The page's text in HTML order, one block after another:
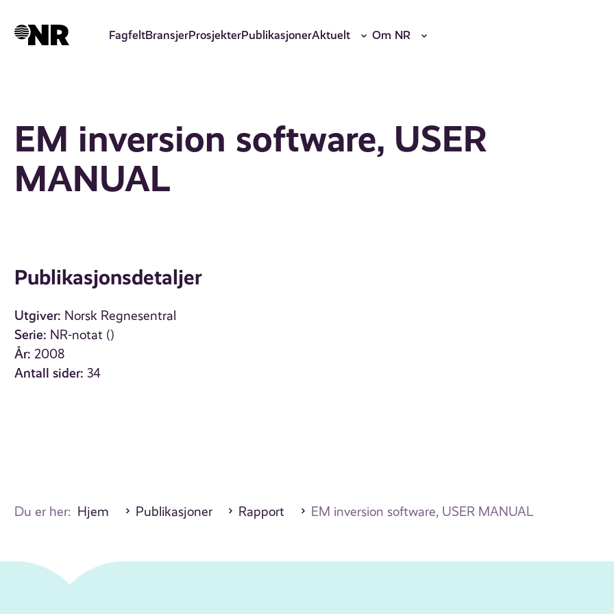
hovedinnhold
FagfeltBransjerProsjekterPublikasjonerAktuelt Om NR
EM inversion software, USER
MANUAL
Publikasjonsdetaljer
Utgiver: Norsk Regnesentral
Serie: NR-notat ()
År: 2008
Antall sider: 34
Du er her: Hjem Publikasjoner Rapport EM inversion software, USER MANUAL